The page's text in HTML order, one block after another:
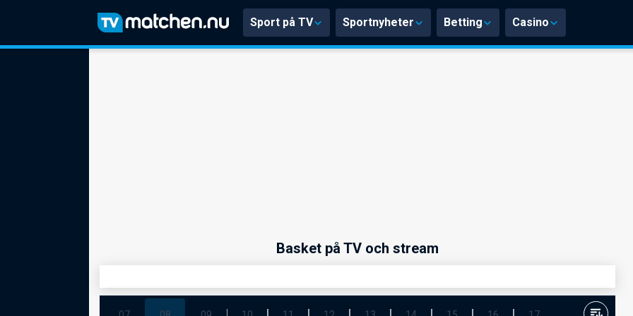
Sport på TV Sportnyheter Betting Casino
Basket på TV och stream